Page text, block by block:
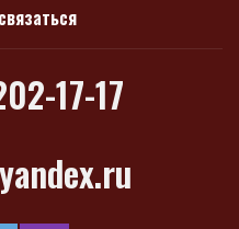
17-17